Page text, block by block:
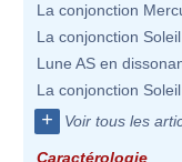
La conjonction
La conjonction
Lune AS en
La conjonction
+ Voir tous les
Caractérologie